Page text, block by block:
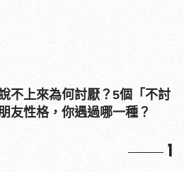
不上來為何討厭？5個「不討
友性格，你遇過哪一種？
1